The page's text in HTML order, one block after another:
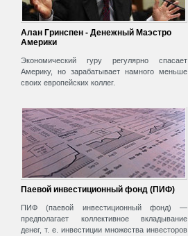
Алан Гринспен - Денежный Маэстро
Америки
Экономический гуру регулярно спасает
Америку, но зарабатывает намного меньше
своих европейских коллег.
Паевой инвестиционный фонд (ПИФ)
ПИФ (паевой инвестиционный фонд) —
предполагает коллективное вкладывание
денег, т. е. инвестиции множества инвесторов